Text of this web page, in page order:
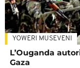
YOWERI MUSEVENI
L’Ouganda
Gaza